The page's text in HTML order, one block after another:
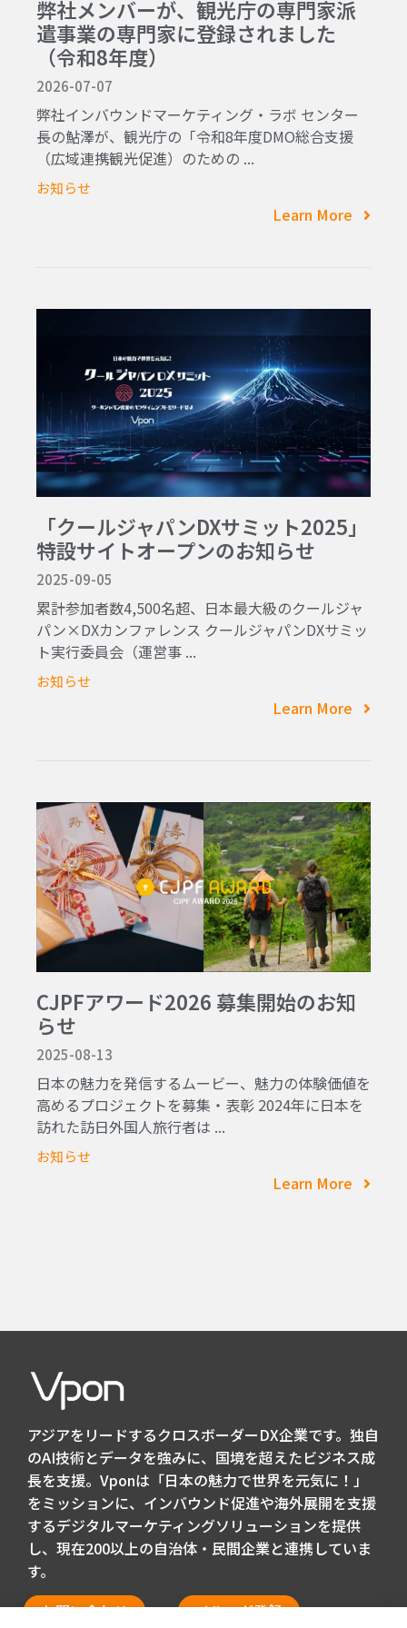
弊社メンバーが、観光庁の専門家派
遣事業の専門家に登録されました
（令和8年度）
2026-07-07
弊社インバウンドマーケティング・ラボ センター
長の鮎澤が、観光庁の「令和8年度DMO総合支援
（広域連携観光促進）のための ...
お知らせ
Learn More
「クールジャパンDXサミット2025」
特設サイトオープンのお知らせ
2025-09-05
累計参加者数4,500名超、日本最大級のクールジャ
パン×DXカンファレンス クールジャパンDXサミッ
ト実行委員会（運営事 ...
お知らせ
Learn More
CJPFアワード2026 募集開始のお知
らせ
2025-08-13
日本の魅力を発信するムービー、魅力の体験価値を
高めるプロジェクトを募集・表彰 2024年に日本を
訪れた訪日外国人旅行者は ...
お知らせ
Learn More
アジアをリードするクロスボーダーDX企業です。独自
のAI技術とデータを強みに、国境を超えたビジネス成
長を支援。Vponは「日本の魅力で世界を元気に！」
をミッションに、インバウンド促進や海外展開を支援
するデジタルマーケティングソリューションを提供
し、現在200以上の自治体・民間企業と連携していま
す。
お問い合わせ
メルマガ登録